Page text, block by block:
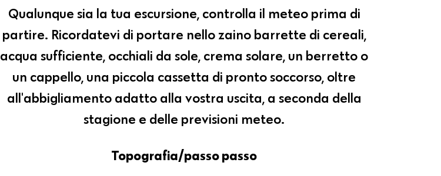
Qualunque sia la tua escursione, controlla il meteo prima di
partire. Ricordatevi di portare nello zaino barrette di cereali,
acqua sufficiente, occhiali da sole, crema solare, un berretto o
un cappello, una piccola cassetta di pronto soccorso, oltre
all'abbigliamento adatto alla vostra uscita, a seconda della
stagione e delle previsioni meteo.
Topografia/passo passo